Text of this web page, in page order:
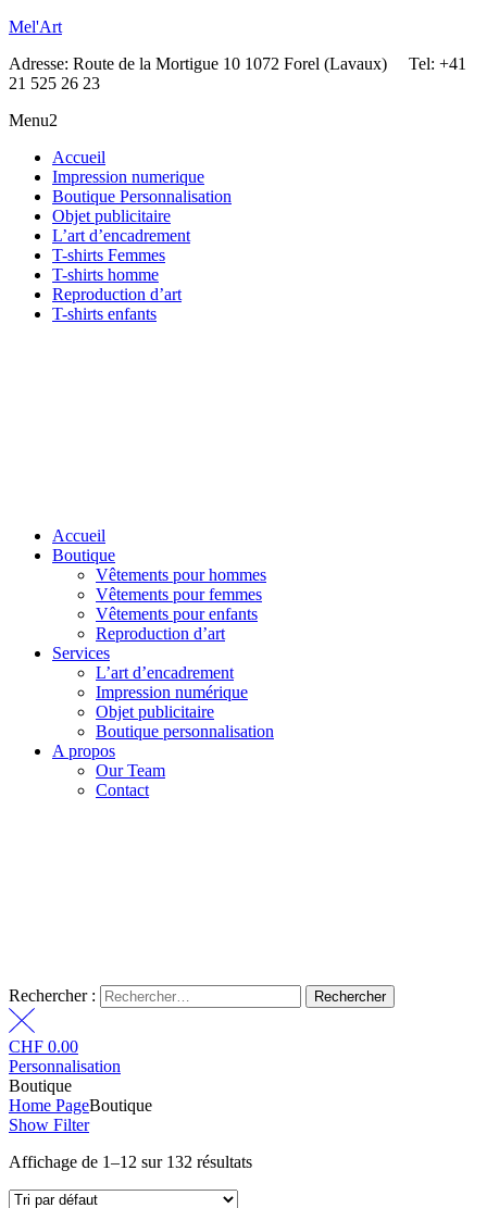
Mel'Art
Adresse: Route de la Mortigue 10 1072 Forel (Lavaux) Tel: +41
21 525 26 23
Menu2
Accueil
Impression numerique
Boutique Personnalisation
Objet publicitaire
L’art d’encadrement
T-shirts Femmes
T-shirts homme
Reproduction d’art
T-shirts enfants
Accueil
Boutique
Vêtements pour hommes
Vêtements pour femmes
Vêtements pour enfants
Reproduction d’art
Services
L’art d’encadrement
Impression numérique
Objet publicitaire
Boutique personnalisation
A propos
Our Team
Contact
Rechercher :
CHF 0.00
Personnalisation
Boutique
Home PageBoutique
Show Filter
Affichage de 1–12 sur 132 résultats